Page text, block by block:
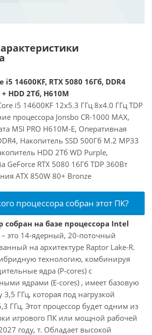
14600KF, RTX 5080 16Гб, DDR4
+ HDD 2Тб, H610M
i5 14600KF 12x5.3 ГГц 8x4.0 ГГц TDP
процессора Jonsbo CR-1000 MAX,
MSI PRO H610M-E, Оперативная
Накопитель SSD 500Гб M.2 MP33
HDD 2Тб WD Purple,
GeForce RTX 5080 16Гб TDP 360Вт
ATX 850W 80+ Bronze
процессора собран этот ПК?
собран на базе процессора Intel
– это 14-ядерный, 20-поточный
на архитектуре Raptor Lake-R.
технологию, комбинируя
ядра (P-cores) с
ядрами (E-cores) , имеет базовую
3,5 ГГц, которая под нагрузкой
ГГц. Этот процессор будет одним из
игрового ПК или мощной рабочей
году, т. Обладает высокой